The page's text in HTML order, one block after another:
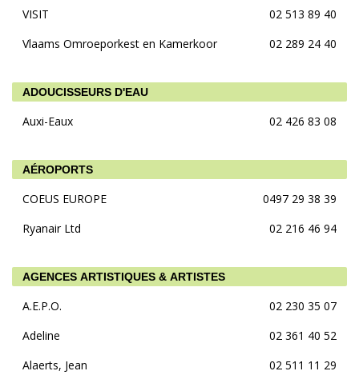
VISIT
02 513 89 40
Vlaams Omroeporkest en Kamerkoor
02 289 24 40
ADOUCISSEURS D'EAU
Auxi-Eaux 02 426 83 08
AÉROPORTS
COEUS EUROPE
0497 29 38 39
Ryanair Ltd
02 216 46 94
AGENCES ARTISTIQUES & ARTISTES
A.E.P.O.
02 230 35 07
Adeline
02 361 40 52
Alaerts, Jean
02 511 11 29